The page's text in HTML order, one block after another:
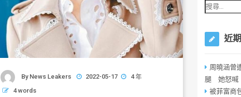
By News Leakers 2022-05-17
4 年
4 words
近
周曉涵曾
腿 她怒喊
被菲富商